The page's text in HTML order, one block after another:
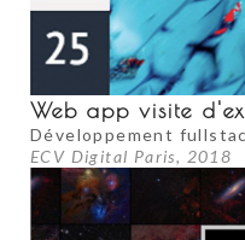
Web app visite
Développement
ECV Digital Paris, 2018